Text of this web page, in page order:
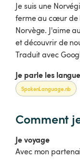
Je suis une
ferme au cœur de
Norvège. J'aime
et découvrir de
Traduit avec
Je parle les
SpokenLanguage.nb
Comment
Je voyage
Avec mon